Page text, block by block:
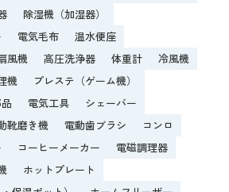
除湿機（加湿器）
電気毛布
温水便座
風機 高圧洗浄器 体重計
冷風機
機
プレステ（ゲーム機）
電気工具
シェーバー
靴磨き機 電動歯ブラシ
コンロ
コーヒーメーカー
電磁調理器
ホットプレート